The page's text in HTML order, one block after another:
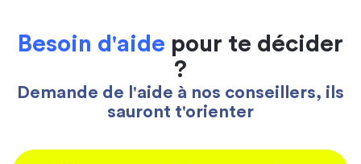
Besoin d'aide pour te décider
?
Demande de l'aide à nos conseillers, ils
sauront t'orienter